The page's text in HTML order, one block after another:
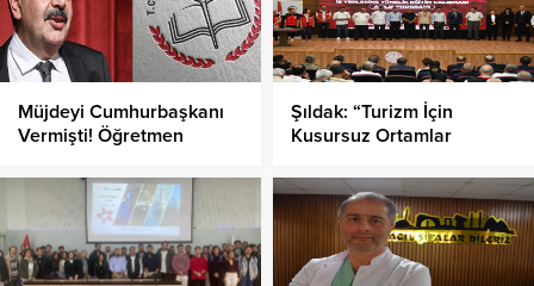
Müjdeyi Cumhurbaşkanı
Vermişti! Öğretmen
Şıldak: “Turizm İçin
Kusursuz Ortamlar